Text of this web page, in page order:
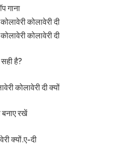
गाना
कोलावेरी दी
कोलावेरी दी
है?
कोलावेरी दी क्यों
रखें
क्यों.ए-दी